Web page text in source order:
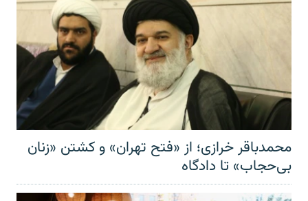
محمدباقر خرازی؛ از «فتح تهران» و کشتن «زنان
بی‌حجاب» تا دادگاه